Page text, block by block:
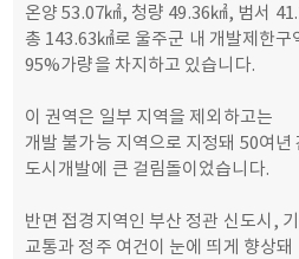
온양 53.07㎢, 청량 49.36㎢, 범서
총 143.63㎢로 울주군 내 개발제한구
95%가량을 차지하고 있습니다.
이 권역은 일부 지역을 제외하고는
개발 불가능 지역으로 지정돼 50여년
도시개발에 큰 걸림돌이었습니다.
반면 접경지역인 부산 정관 신도시,
교통과 정주 여건이 눈에 띄게 향상돼